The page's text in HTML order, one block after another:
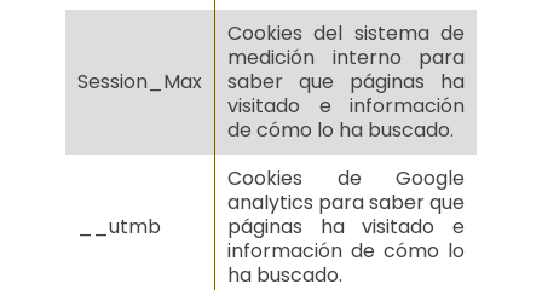
Session_Max
Cookies del sistema de
medición interno para
saber que páginas ha
visitado e información
de cómo lo ha buscado.
__utmb
Cookies de Google
analytics para saber que
páginas ha visitado e
información de cómo lo
ha buscado.